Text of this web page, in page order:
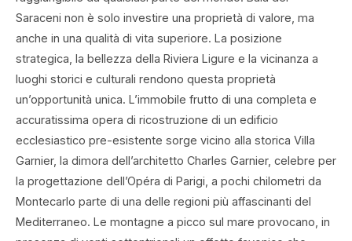
Saraceni non è solo investire una proprietà di valore, ma
anche in una qualità di vita superiore. La posizione
strategica, la bellezza della Riviera Ligure e la vicinanza a
luoghi storici e culturali rendono questa proprietà
un’opportunità unica. L’immobile frutto di una completa e
accuratissima opera di ricostruzione di un edificio
ecclesiastico pre-esistente sorge vicino alla storica Villa
Garnier, la dimora dell’architetto Charles Garnier, celebre per
la progettazione dell’Opéra di Parigi, a pochi chilometri da
Montecarlo parte di una delle regioni più affascinanti del
Mediterraneo. Le montagne a picco sul mare provocano, in